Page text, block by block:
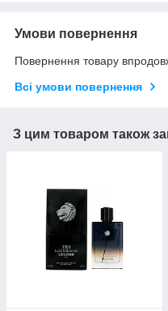
Умови повернення
Повернення товару
Всі умови повернення
З цим товаром також